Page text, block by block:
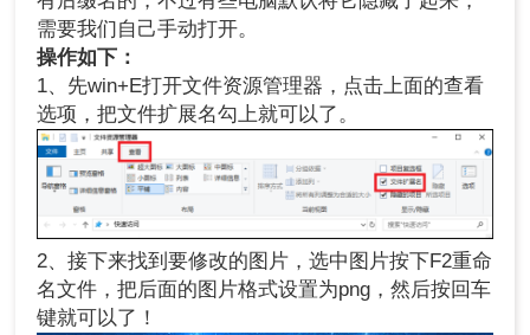
需要我们自己手动打开。
操作如下：
1、先win+E打开文件资源管理器，点击上面的查看
选项，把文件扩展名勾上就可以了。
2、接下来找到要修改的图片，选中图片按下F2重命
名文件，把后面的图片格式设置为png，然后按回车
键就可以了！